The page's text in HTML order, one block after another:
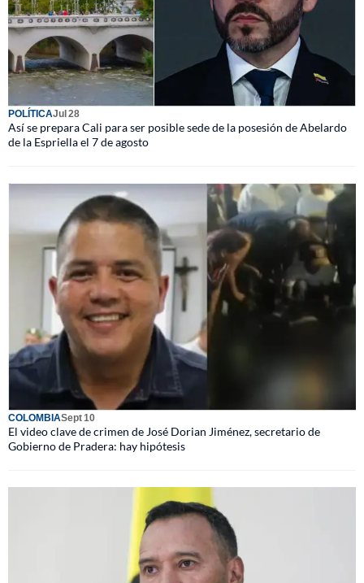
POLÍTICAJul 28
Así se prepara Cali para ser posible sede de la posesión de Abelardo
de la Espriella el 7 de agosto
COLOMBIASept 10
El video clave de crimen de José Dorian Jiménez, secretario de
Gobierno de Pradera: hay hipótesis